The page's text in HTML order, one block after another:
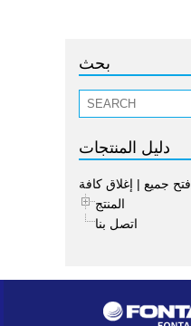
بحث
دليل المنتجات
فتح جميع | إغلاق كافة
المنتج
اتصل بنا